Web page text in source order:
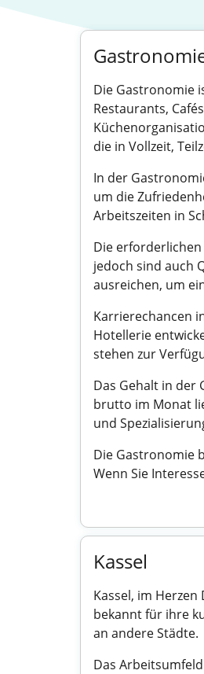
Die Gastronomie
Restaurants,
die in Vollzeit,
In der
um die
Arbeitszeiten in
Die
jedoch sind auch
ausreichen, um
Karrierechancen
Hotellerie
stehen zur
Das Gehalt in der
brutto im Monat
und
Die Gastronomie
Wenn Sie
Kassel
Kassel, im
bekannt für ihre
an andere Städte.
Das